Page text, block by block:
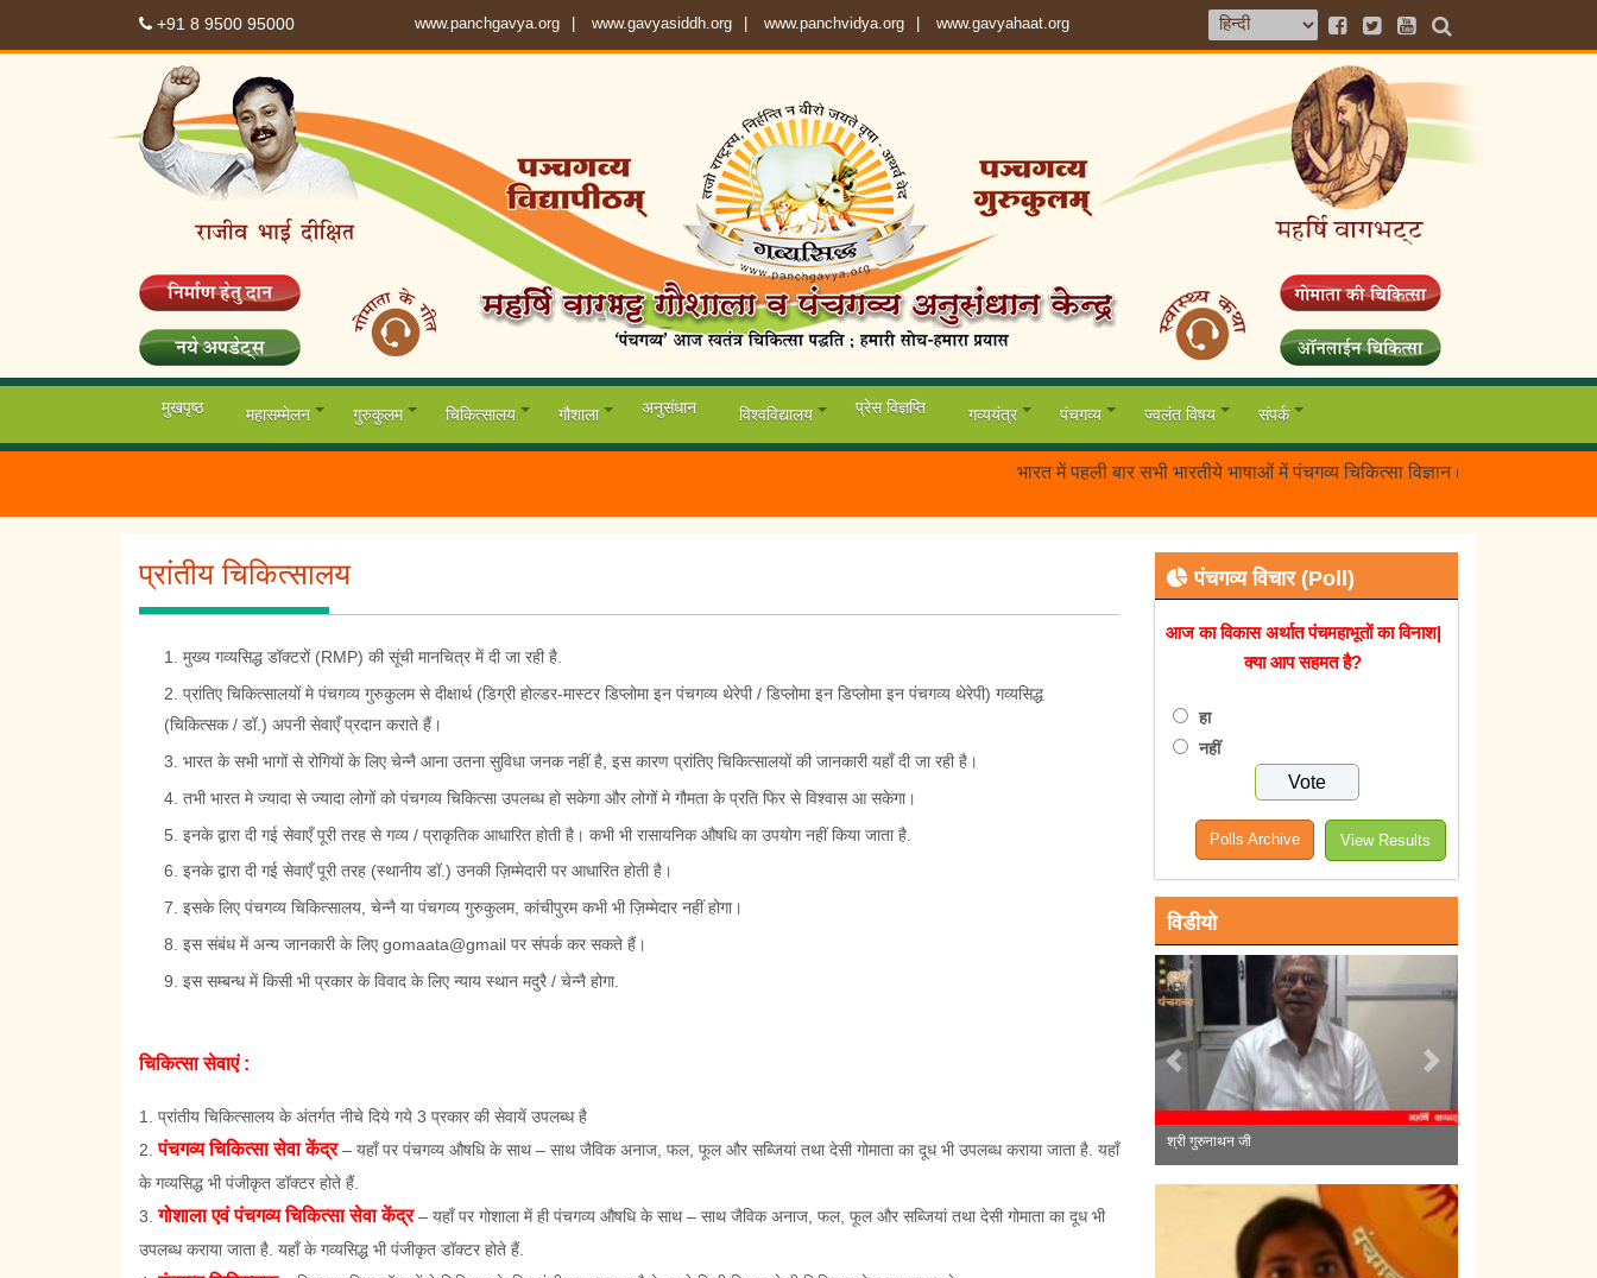
+91 8 9500 95000 www.panchgavya.org www.gavyasiddh.org www.panchvidya.org www.gavyahaat.org
मुखपृष्ठ महासम्मेलन गुरुकुलम चिकित्सालय गौशाला अनुसंधान विश्वविद्यालय प्रेस विज्ञप्ति गव्ययंत्र पंचगव्य ज्वलंत विषय संपर्क
भारत में पहली बार सभी भारतीये भाषाओं में पंचगव्य चिकित्सा विज्ञान (गऊमाँ के गव्यों) की
प्रांतीय चिकित्सालय
मुख्य गव्यसिद्ध डॉक्टरों (RMP) की सूंची मानचित्र में दी जा रही है.
प्रांतिए चिकित्सालयों मे पंचगव्य गुरुकुलम से दीक्षार्थ (डिग्री होल्डर-मास्टर डिप्लोमा इन पंचगव्य थेरेपी / डिप्लोमा इन डिप्लोमा इन पंचगव्य थेरेपी) गव्यसिद्ध
(चिकित्सक / डॉ.) अपनी सेवाएँ प्रदान कराते हैं।
भारत के सभी भागों से रोगियों के लिए चेन्नै आना उतना सुविधा जनक नहीं है, इस कारण प्रांतिए चिकित्सालयों की जानकारी यहाँ दी जा रही है।
तभी भारत मे ज्यादा से ज्यादा लोगों को पंचगव्य चिकित्सा उपलब्ध हो सकेगा और लोगों मे गौमता के प्रति फिर से विश्वास आ सकेगा।
इनके द्वारा दी गई सेवाएँ पूरी तरह से गव्य / प्राकृतिक आधारित होती है। कभी भी रासायनिक औषधि का उपयोग नहीं किया जाता है.
इनके द्वारा दी गई सेवाएँ पूरी तरह (स्थानीय डॉ.) उनकी ज़िम्मेदारी पर आधारित होती है।
इसके लिए पंचगव्य चिकित्सालय, चेन्नै या पंचगव्य गुरुकुलम, कांचीपुरम कभी भी ज़िम्मेदार नहीं होगा।
इस संबंध में अन्य जानकारी के लिए gomaata@gmail पर संपर्क कर सकते हैं।
इस सम्बन्ध में किसी भी प्रकार के विवाद के लिए न्याय स्थान मदुरै / चेन्नै होगा.
चिकित्सा सेवाएं :
प्रांतीय चिकित्सालय के अंतर्गत नीचे दिये गये 3 प्रकार की सेवायें उपलब्ध है
पंचगव्य चिकित्सा सेवा केंद्र – यहाँ पर पंचगव्य औषधि के साथ – साथ जैविक अनाज, फल, फूल और सब्जियां तथा देसी गोमाता का दूध भी उपलब्ध कराया जाता है. यहाँ
के गव्यसिद्ध भी पंजीकृत डॉक्टर होते हैं.
गोशाला एवं पंचगव्य चिकित्सा सेवा केंद्र– यहाँ पर गोशाला में ही पंचगव्य औषधि के साथ – साथ जैविक अनाज, फल, फूल और सब्जियां तथा देसी गोमाता का दूध भी
उपलब्ध कराया जाता है. यहाँ के गव्यसिद्ध भी पंजीकृत डॉक्टर होते हैं.
पंचगव्य विचार (Poll)
आज का विकास अर्थात पंचमहाभूतों का विनाश|
क्या आप सहमत है?
हा
नहीं
View Results
Polls Archive
विडीयो
श्री ए. वितरिवेलु जी
Previous